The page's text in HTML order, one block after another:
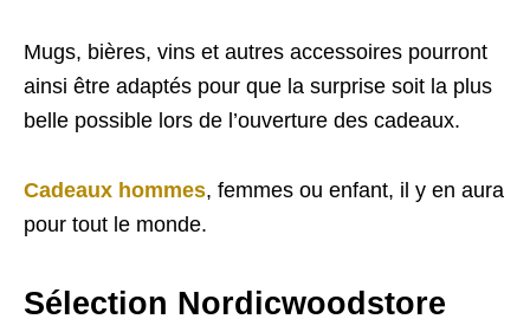
Mugs, bières, vins et autres accessoires pourront
ainsi être adaptés pour que la surprise soit la plus
belle possible lors de l’ouverture des cadeaux.
Cadeaux hommes, femmes ou enfant, il y en aura
pour tout le monde.
Sélection Nordicwoodstore